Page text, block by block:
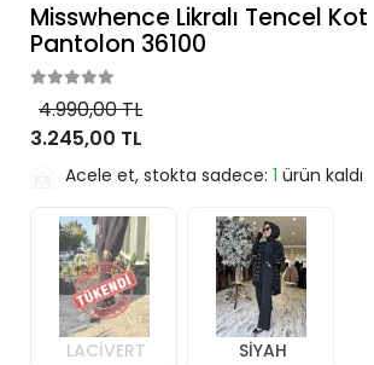
Misswhence Likralı Tencel Kot
Pantolon 36100
4.990,00 TL
3.245,00 TL
Acele et, stokta sadece: 1 ürün kaldı
LACİVERT SİYAH